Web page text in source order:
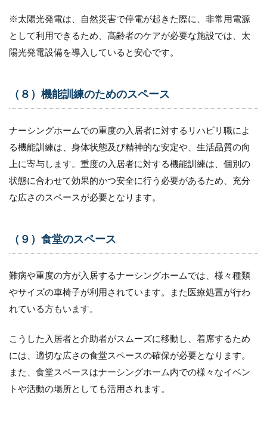
※太陽光発電は、自然災害で停電が起きた際に、非常用電源
として利用できるため、高齢者のケアが必要な施設では、太
陽光発電設備を導入していると安心です。
（８）機能訓練のためのスペース
ナーシングホームでの重度の入居者に対するリハビリ職によ
る機能訓練は、身体状態及び精神的な安定や、生活品質の向
上に寄与します。重度の入居者に対する機能訓練は、個別の
状態に合わせて効果的かつ安全に行う必要があるため、充分
な広さのスペースが必要となります。
（９）食堂のスペース
難病や重度の方が入居するナーシングホームでは、様々種類
やサイズの車椅子が利用されています。また医療処置が行わ
れている方もいます。
こうした入居者と介助者がスムーズに移動し、着席するため
には、適切な広さの食堂スペースの確保が必要となります。
また、食堂スペースはナーシングホーム内での様々なイベン
トや活動の場所としても活用されます。